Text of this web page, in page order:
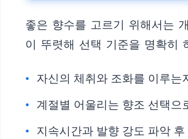
좋은 향수를 고르기 위해서는
이 뚜렷해 선택 기준을 명확히
자신의 체취와 조화를 이루는
계절별 어울리는 향조 선택으
지속시간과 발향 강도 파악 후